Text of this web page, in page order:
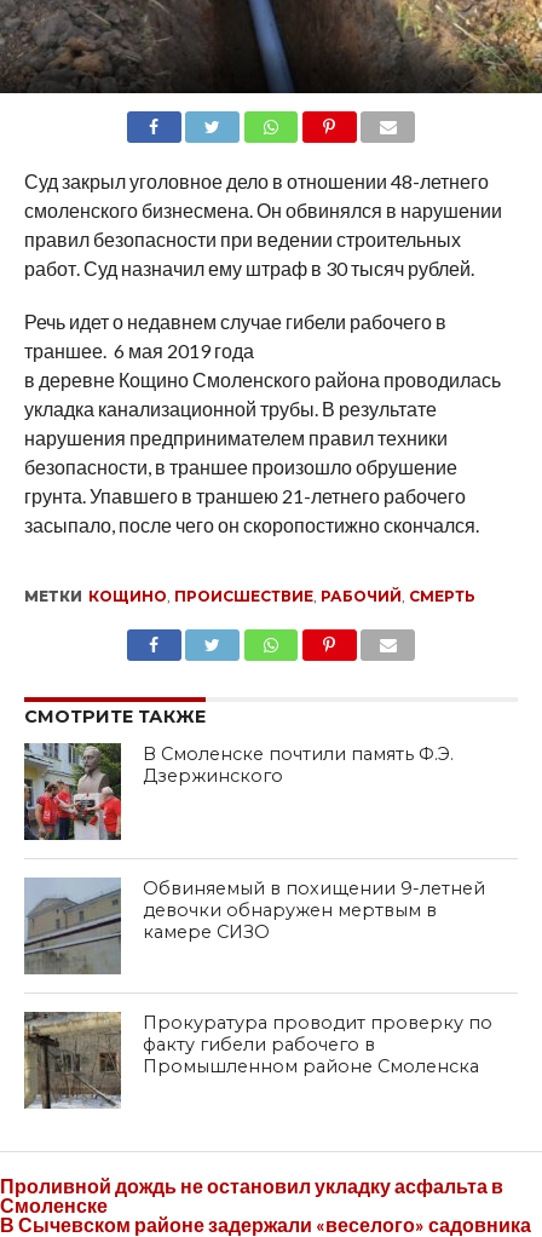
Суд закрыл уголовное дело в отношении 48-летнего
смоленского бизнесмена. Он обвинялся в нарушении
правил безопасности при ведении строительных
работ. Суд назначил ему штраф в 30 тысяч рублей.
Речь идет о недавнем случае гибели рабочего в
траншее. 6 мая 2019 года
в деревне Кощино Смоленского района проводилась
укладка канализационной трубы. В результате
нарушения предпринимателем правил техники
безопасности, в траншее произошло обрушение
грунта. Упавшего в траншею 21-летнего рабочего
засыпало, после чего он скоропостижно скончался.
МЕТКИ КОЩИНО ПРОИСШЕСТВИЕ, РАБОЧИЙ СМЕРТЬ
СМОТРИТЕ ТАКЖЕ
В Смоленске почтили память Ф.Э.
Дзержинского
Обвиняемый в похищении 9-летней
девочки обнаружен мертвым в
камере СИЗО
Прокуратура проводит проверку по
факту гибели рабочего в
Промышленном районе Смоленска
Проливной дождь не остановил укладку асфальта в
Смоленске
В Сычевском районе задержали «веселого» садовника